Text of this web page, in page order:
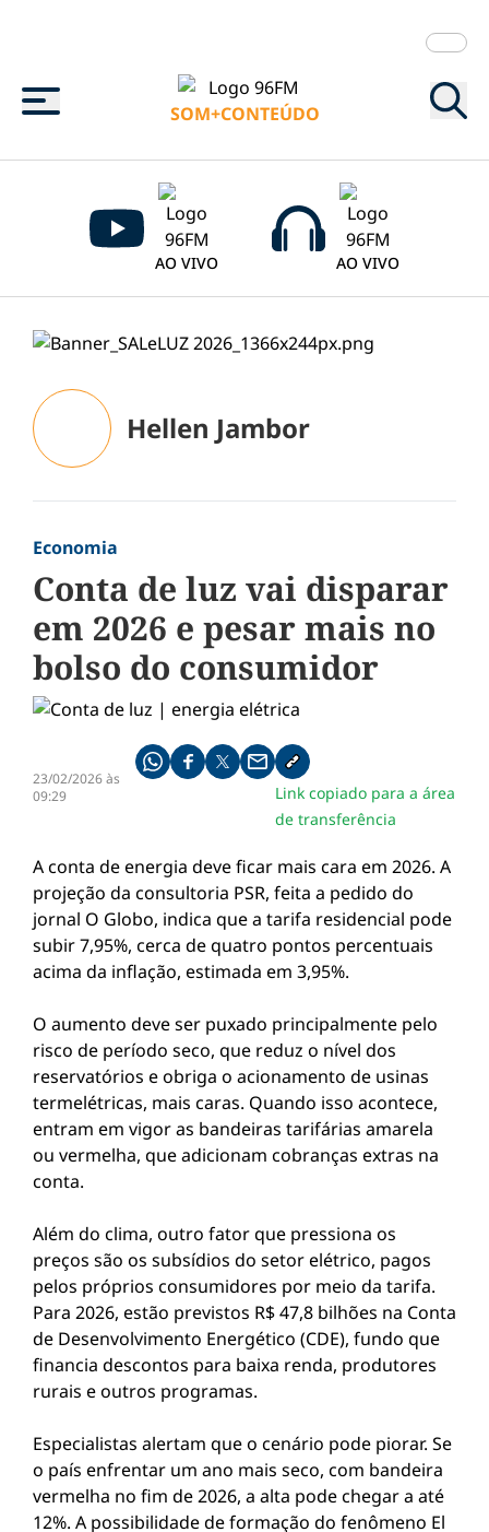
Menu
SOM+CONTEÚDO
AO VIVO AO VIVO
Hellen Jambor
Economia
Conta de luz vai disparar
em 2026 e pesar mais no
bolso do consumidor
23/02/2026 às
09:29
Compartilhe pelo whatsapp
Compartilhar no facebook
Compartilhar no twitter
Compartilhe pelo email
Copiar link da notícia
Link copiado para a área
de transferência
A conta de energia deve ficar mais cara em 2026. A
projeção da consultoria PSR, feita a pedido do
jornal O Globo, indica que a tarifa residencial pode
subir 7,95%, cerca de quatro pontos percentuais
acima da inflação, estimada em 3,95%.
O aumento deve ser puxado principalmente pelo
risco de período seco, que reduz o nível dos
reservatórios e obriga o acionamento de usinas
termelétricas, mais caras. Quando isso acontece,
entram em vigor as bandeiras tarifárias amarela
ou vermelha, que adicionam cobranças extras na
conta.
Além do clima, outro fator que pressiona os
preços são os subsídios do setor elétrico, pagos
pelos próprios consumidores por meio da tarifa.
Para 2026, estão previstos R$ 47,8 bilhões na Conta
de Desenvolvimento Energético (CDE), fundo que
financia descontos para baixa renda, produtores
rurais e outros programas.
Especialistas alertam que o cenário pode piorar. Se
o país enfrentar um ano mais seco, com bandeira
vermelha no fim de 2026, a alta pode chegar a até
12%. A possibilidade de formação do fenômeno El